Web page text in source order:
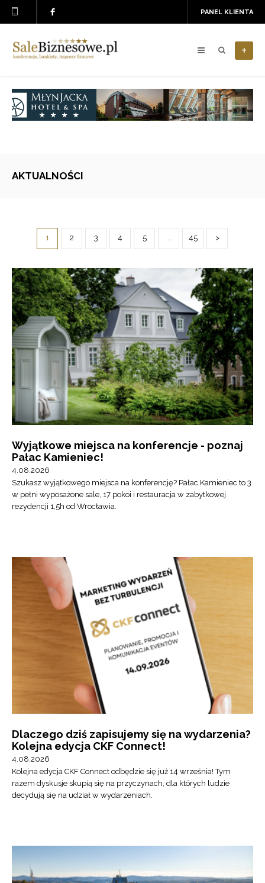
PANEL KLIENTA
+
AKTUALNOŚCI
1 2 3 4 5 ... 45 >
Wyjątkowe miejsca na konferencje - poznaj
Pałac Kamieniec!
4.08.2026
Szukasz wyjątkowego miejsca na konferencję? Pałac Kamieniec to 3
w pełni wyposażone sale, 17 pokoi i restauracja w zabytkowej
rezydencji 1,5h od Wrocławia.
Dlaczego dziś zapisujemy się na wydarzenia?
Kolejna edycja CKF Connect!
4.08.2026
Kolejna edycja CKF Connect odbędzie się już 14 września! Tym
razem dyskusje skupią się na przyczynach, dla których ludzie
decydują się na udział w wydarzeniach.